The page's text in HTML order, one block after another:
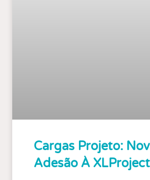
Cargas Projeto:
Adesão À